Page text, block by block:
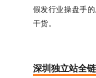
假发行业操盘手
干货。
深圳独立站全